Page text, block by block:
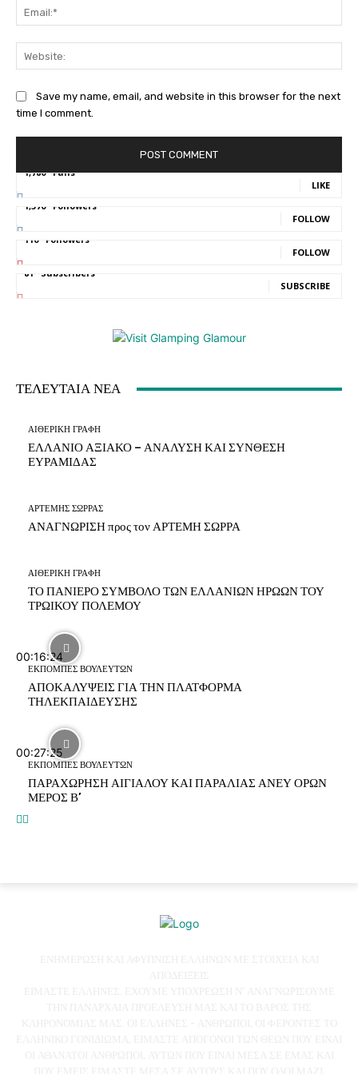
Save my name, email, and website in this browser for the next
time I comment.
1,780 Fans
LIKE
1,570
Followers
FOLLOW
110
Followers
FOLLOW
81
Subscribers
SUBSCRIBE
ΤΕΛΕΥΤΑΙΑ ΝΕΑ
ΑΙΘΕΡΙΚΗ ΓΡΑΦΗ
ΕΛΛΑΝΙΟ ΑΞΙΑΚΟ – ΑΝΑΛΥΣΗ ΚΑΙ ΣΥΝΘΕΣΗ
ΕΥΡΑΜΙΔΑΣ
ΑΡΤΕΜΗΣ ΣΩΡΡΑΣ
ΑΝΑΓΝΩΡΙΣΗ προς τον ΑΡΤΕΜΗ ΣΩΡΡΑ
ΑΙΘΕΡΙΚΗ ΓΡΑΦΗ
ΤΟ ΠΑΝΙΕΡΟ ΣΥΜΒΟΛΟ ΤΩΝ ΕΛΛΑΝΙΩΝ ΗΡΩΩΝ ΤΟΥ
ΤΡΩΙΚΟΥ ΠΟΛΕΜΟΥ
00:16:24
ΕΚΠΟΜΠΕΣ ΒΟΥΛΕΥΤΩΝ
ΑΠΟΚΑΛΥΨΕΙΣ ΓΙΑ ΤΗΝ ΠΛΑΤΦΟΡΜΑ
ΤΗΛΕΚΠΑΙΔΕΥΣΗΣ
00:27:25
ΕΚΠΟΜΠΕΣ ΒΟΥΛΕΥΤΩΝ
ΠΑΡΑΧΩΡΗΣΗ ΑΙΓΙΑΛΟΥ ΚΑΙ ΠΑΡΑΛΙΑΣ ΑΝΕΥ ΟΡΩΝ
ΜΕΡΟΣ Β’